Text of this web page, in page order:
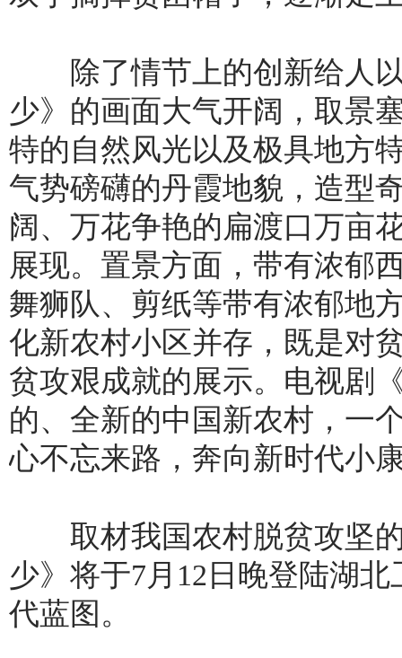
除了情节上的创新给人以
少》的画面大气开阔，取景
特的自然风光以及极具地方
气势磅礴的丹霞地貌，造型
阔、万花争艳的扁渡口万亩
展现。置景方面，带有浓郁
舞狮队、剪纸等带有浓郁地
化新农村小区并存，既是对
贫攻艰成就的展示。电视剧
的、全新的中国新农村，一
心不忘来路，奔向新时代小
取材我国农村脱贫攻坚的
少》将于7月12日晚登陆湖
代蓝图。